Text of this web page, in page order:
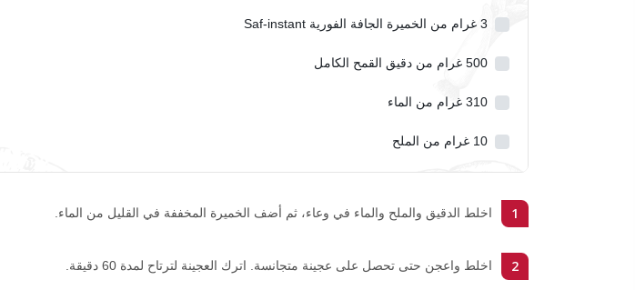
3 غرام من الخميرة الجافة الفورية Saf-instant
500 غرام من دقيق القمح الكامل
310 غرام من الماء
10 غرام من الملح
1 اخلط الدقيق والملح والماء في وعاء، ثم أضف الخميرة المخففة في القليل من الماء.
2 اخلط واعجن حتى تحصل على عجينة متجانسة. اترك العجينة لترتاح لمدة 60 دقيقة.